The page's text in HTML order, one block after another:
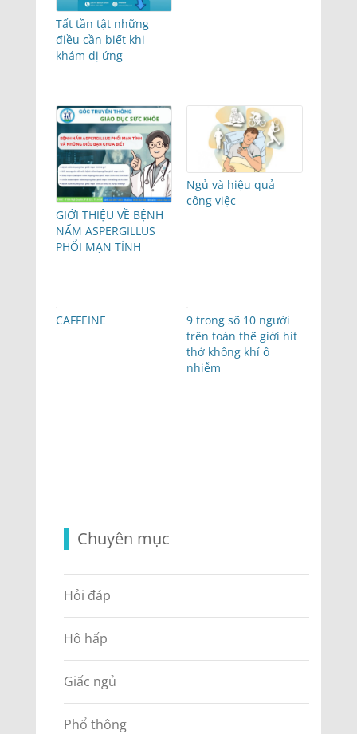
Tất tần tật những
điều cần biết khi
khám dị ứng
GIỚI THIỆU VỀ BỆNH
NẤM ASPERGILLUS
PHỔI MẠN TÍNH
Ngủ và hiệu quả
công việc
CAFFEINE
9 trong số 10 người
trên toàn thế giới hít
thở không khí ô
nhiễm
Chuyên mục
Hỏi đáp
Hô hấp
Giấc ngủ
Phổ thông